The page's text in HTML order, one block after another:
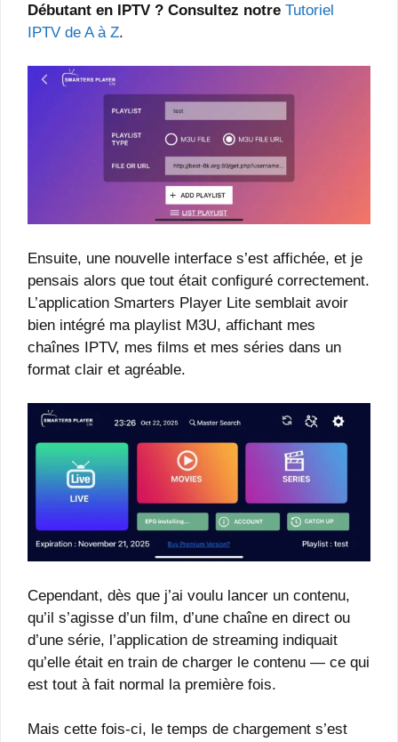
Débutant en IPTV ? Consultez notre Tutoriel
IPTV de A à Z.
Ensuite, une nouvelle interface s’est affichée, et je
pensais alors que tout était configuré correctement.
L’application Smarters Player Lite semblait avoir
bien intégré ma playlist M3U, affichant mes
chaînes IPTV, mes films et mes séries dans un
format clair et agréable.
Cependant, dès que j’ai voulu lancer un contenu,
qu’il s’agisse d’un film, d’une chaîne en direct ou
d’une série, l’application de streaming indiquait
qu’elle était en train de charger le contenu — ce qui
est tout à fait normal la première fois.
Mais cette fois-ci, le temps de chargement s’est